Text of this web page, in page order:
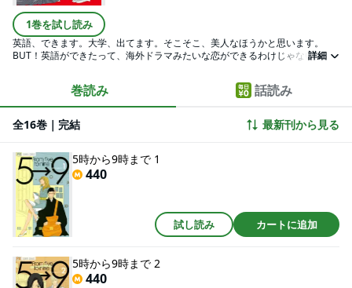
1巻を試し読み
英語、できます。大学、出てます。そこそこ、美人なほうかと思います。
BUT！英語ができたって、海外ドラマみたいな恋ができるわけじゃない。大
るわけじゃない。…現実はいつだって厳しい！！夢は海外移住！海外赴任の
商社マンと結婚して…なんて今時バブリーすぎる夢を描く潤子が出会ったの
は、堅物のお坊様！？英会話教室を舞台に７人の男女が織りなす東京版 SEX
AND THE CITY！！
詳細
巻読み 話読み
全16巻｜完結 最新刊から見る
5時から9時まで 1
440
試し読み カートに追加
5時から9時まで 2
440